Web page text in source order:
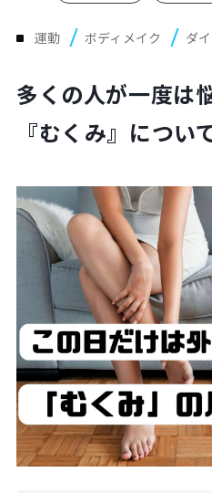
Plan プラン・料金表
Case お客様事例
FAQ よくあるご質問
Store 店舗
Contact 体験レッスン申し込み
Company 運営会社情報
Franchise フランチャイズ加
運動 ボディメイク ダ
多くの人が一度は
『むくみ』につい